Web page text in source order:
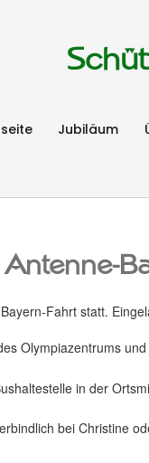
Jubiläum
Fahrt statt.
Olympiazentrums
in der
bei Christine